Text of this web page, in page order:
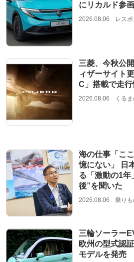
にリカルド参画
2026.08.06 レス
三菱、今秋公
ィザーサイト
C」搭載で走
2026.08.06 くる
海の仕事「こ
憶にない」 日
る「激動の1年
後”を聞いた
2026.08.06 乗り
三輪ソーラー
欧州の型式認
モデルを発売